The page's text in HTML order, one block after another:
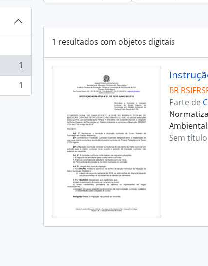
1
1
1 resultados com objetos digitais
BR
Parte de
Ambiental
Sem título